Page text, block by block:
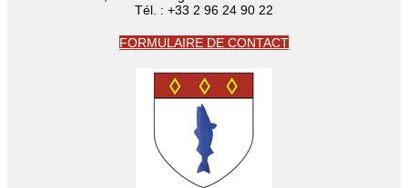
Tél. : +33 2 96 24 90 22
FORMULAIRE DE CONTACT